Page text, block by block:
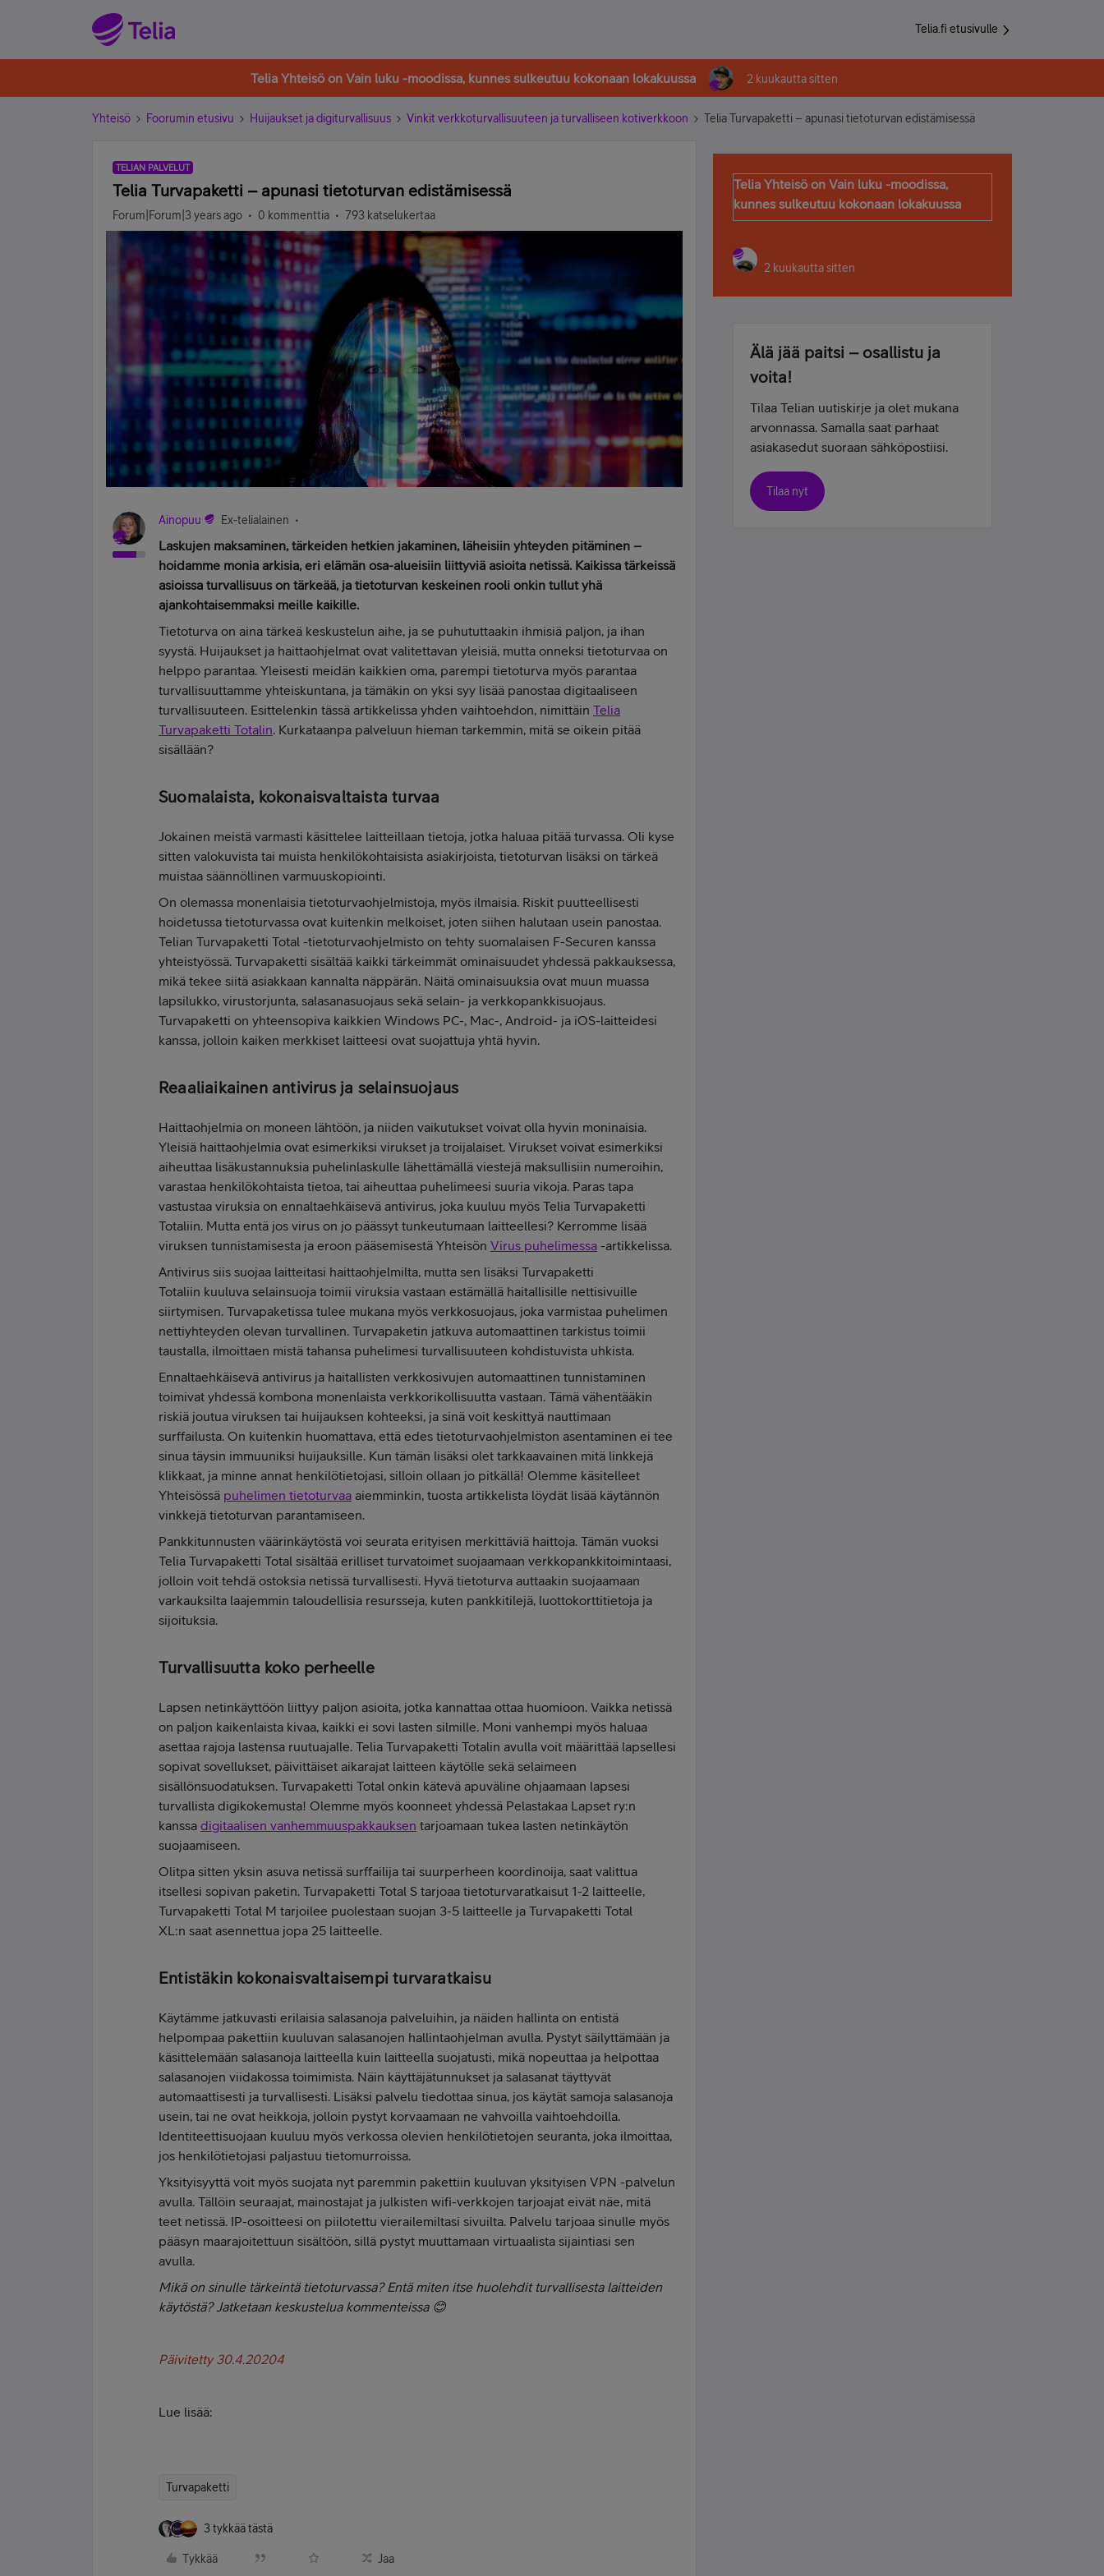
Telia.fi etusivulle
Telia Yhteisö on Vain luku -moodissa, kunnes sulkeutuu kokonaan lokakuussa 2 kuukautta sitten
Yhteisö Foorumin etusivu Huijaukset ja digiturvallisuus Vinkit verkkoturvallisuuteen ja turvalliseen kotiverkkoon Telia Turvapaketti – apunasi tietoturvan edistämisessä
TELIAN PALVELUT
Telia Turvapaketti – apunasi tietoturvan edistämisessä
Forum|Forum|3 years ago 0 kommenttia 793 katselukertaa
Ainopuu Ex-telialainen
Laskujen maksaminen, tärkeiden hetkien jakaminen, läheisiin yhteyden pitäminen –
hoidamme monia arkisia, eri elämän osa-alueisiin liittyviä asioita netissä. Kaikissa tärkeissä
asioissa turvallisuus on tärkeää, ja tietoturvan keskeinen rooli onkin tullut yhä
ajankohtaisemmaksi meille kaikille.
Tietoturva on aina tärkeä keskustelun aihe, ja se puhututtaakin ihmisiä paljon, ja ihan
syystä. Huijaukset ja haittaohjelmat ovat valitettavan yleisiä, mutta onneksi tietoturvaa on
helppo parantaa. Yleisesti meidän kaikkien oma, parempi tietoturva myös parantaa
turvallisuuttamme yhteiskuntana, ja tämäkin on yksi syy lisää panostaa digitaaliseen
turvallisuuteen. Esittelenkin tässä artikkelissa yhden vaihtoehdon, nimittäin Telia
Turvapaketti Totalin. Kurkataanpa palveluun hieman tarkemmin, mitä se oikein pitää
sisällään?
Suomalaista, kokonaisvaltaista turvaa
Jokainen meistä varmasti käsittelee laitteillaan tietoja, jotka haluaa pitää turvassa. Oli kyse
sitten valokuvista tai muista henkilökohtaisista asiakirjoista, tietoturvan lisäksi on tärkeä
muistaa säännöllinen varmuuskopiointi.
On olemassa monenlaisia tietoturvaohjelmistoja, myös ilmaisia. Riskit puutteellisesti
hoidetussa tietoturvassa ovat kuitenkin melkoiset, joten siihen halutaan usein panostaa.
Telian Turvapaketti Total -tietoturvaohjelmisto on tehty suomalaisen F-Securen kanssa
yhteistyössä. Turvapaketti sisältää kaikki tärkeimmät ominaisuudet yhdessä pakkauksessa,
mikä tekee siitä asiakkaan kannalta näppärän. Näitä ominaisuuksia ovat muun muassa
lapsilukko, virustorjunta, salasanasuojaus sekä selain- ja verkkopankkisuojaus.
Turvapaketti on yhteensopiva kaikkien Windows PC-, Mac-, Android- ja iOS-laitteidesi
kanssa, jolloin kaiken merkkiset laitteesi ovat suojattuja yhtä hyvin.
Reaaliaikainen antivirus ja selainsuojaus
Haittaohjelmia on moneen lähtöön, ja niiden vaikutukset voivat olla hyvin moninaisia.
Yleisiä haittaohjelmia ovat esimerkiksi virukset ja troijalaiset. Virukset voivat esimerkiksi
aiheuttaa lisäkustannuksia puhelinlaskulle lähettämällä viestejä maksullisiin numeroihin,
varastaa henkilökohtaista tietoa, tai aiheuttaa puhelimeesi suuria vikoja. Paras tapa
vastustaa viruksia on ennaltaehkäisevä antivirus, joka kuuluu myös Telia Turvapaketti
Totaliin. Mutta entä jos virus on jo päässyt tunkeutumaan laitteellesi? Kerromme lisää
viruksen tunnistamisesta ja eroon pääsemisestä Yhteisön Virus puhelimessa -artikkelissa.
Antivirus siis suojaa laitteitasi haittaohjelmilta, mutta sen lisäksi Turvapaketti
Totaliin kuuluva selainsuoja toimii viruksia vastaan estämällä haitallisille nettisivuille
siirtymisen. Turvapaketissa tulee mukana myös verkkosuojaus, joka varmistaa puhelimen
nettiyhteyden olevan turvallinen. Turvapaketin jatkuva automaattinen tarkistus toimii
taustalla, ilmoittaen mistä tahansa puhelimesi turvallisuuteen kohdistuvista uhkista.
Ennaltaehkäisevä antivirus ja haitallisten verkkosivujen automaattinen tunnistaminen
toimivat yhdessä kombona monenlaista verkkorikollisuutta vastaan. Tämä vähentääkin
riskiä joutua viruksen tai huijauksen kohteeksi, ja sinä voit keskittyä nauttimaan
surffailusta. On kuitenkin huomattava, että edes tietoturvaohjelmiston asentaminen ei tee
sinua täysin immuuniksi huijauksille. Kun tämän lisäksi olet tarkkaavainen mitä linkkejä
klikkaat, ja minne annat henkilötietojasi, silloin ollaan jo pitkällä! Olemme käsitelleet
Yhteisössä puhelimen tietoturvaa aiemminkin, tuosta artikkelista löydät lisää käytännön
vinkkejä tietoturvan parantamiseen.
Pankkitunnusten väärinkäytöstä voi seurata erityisen merkittäviä haittoja. Tämän vuoksi
Telia Turvapaketti Total sisältää erilliset turvatoimet suojaamaan verkkopankkitoimintaasi,
jolloin voit tehdä ostoksia netissä turvallisesti. Hyvä tietoturva auttaakin suojaamaan
varkauksilta laajemmin taloudellisia resursseja, kuten pankkitilejä, luottokorttitietoja ja
sijoituksia.
Turvallisuutta koko perheelle
Lapsen netinkäyttöön liittyy paljon asioita, jotka kannattaa ottaa huomioon. Vaikka netissä
on paljon kaikenlaista kivaa, kaikki ei sovi lasten silmille. Moni vanhempi myös haluaa
asettaa rajoja lastensa ruutuajalle. Telia Turvapaketti Totalin avulla voit määrittää lapsellesi
sopivat sovellukset, päivittäiset aikarajat laitteen käytölle sekä selaimeen
sisällönsuodatuksen. Turvapaketti Total onkin kätevä apuväline ohjaamaan lapsesi
turvallista digikokemusta! Olemme myös koonneet yhdessä Pelastakaa Lapset ry:n
kanssa digitaalisen vanhemmuuspakkauksen tarjoamaan tukea lasten netinkäytön
suojaamiseen.
Olitpa sitten yksin asuva netissä surffailija tai suurperheen koordinoija, saat valittua
itsellesi sopivan paketin. Turvapaketti Total S tarjoaa tietoturvaratkaisut 1-2 laitteelle,
Turvapaketti Total M tarjoilee puolestaan suojan 3-5 laitteelle ja Turvapaketti Total
XL:n saat asennettua jopa 25 laitteelle.
Entistäkin kokonaisvaltaisempi turvaratkaisu
Käytämme jatkuvasti erilaisia salasanoja palveluihin, ja näiden hallinta on entistä
helpompaa pakettiin kuuluvan salasanojen hallintaohjelman avulla. Pystyt säilyttämään ja
käsittelemään salasanoja laitteella kuin laitteella suojatusti, mikä nopeuttaa ja helpottaa
salasanojen viidakossa toimimista. Näin käyttäjätunnukset ja salasanat täyttyvät
automaattisesti ja turvallisesti. Lisäksi palvelu tiedottaa sinua, jos käytät samoja salasanoja
usein, tai ne ovat heikkoja, jolloin pystyt korvaamaan ne vahvoilla vaihtoehdoilla.
Identiteettisuojaan kuuluu myös verkossa olevien henkilötietojen seuranta, joka ilmoittaa,
jos henkilötietojasi paljastuu tietomurroissa.
Yksityisyyttä voit myös suojata nyt paremmin pakettiin kuuluvan yksityisen VPN -palvelun
avulla. Tällöin seuraajat, mainostajat ja julkisten wifi-verkkojen tarjoajat eivät näe, mitä
teet netissä. IP-osoitteesi on piilotettu vierailemiltasi sivuilta. Palvelu tarjoaa sinulle myös
pääsyn maarajoitettuun sisältöön, sillä pystyt muuttamaan virtuaalista sijaintiasi sen
avulla.
Mikä on sinulle tärkeintä tietoturvassa? Entä miten itse huolehdit turvallisesta laitteiden
käytöstä? Jatketaan keskustelua kommenteissa 😊
Päivitetty 30.4.20204
Lue lisää:
Turvapaketti
3 tykkää tästä
Tykkää Jaa
Telia Yhteisö on Vain luku -moodissa,
kunnes sulkeutuu kokonaan lokakuussa
2 kuukautta sitten
Älä jää paitsi – osallistu ja
voita!
Tilaa Telian uutiskirje ja olet mukana
arvonnassa. Samalla saat parhaat
asiakasedut suoraan sähköpostiisi.
Tilaa nyt